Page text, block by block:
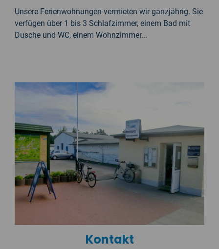
Unsere Ferienwohnungen vermieten wir ganzjährig. Sie
verfügen über 1 bis 3 Schlafzimmer, einem Bad mit
Dusche und WC, einem Wohnzimmer...
Kontakt